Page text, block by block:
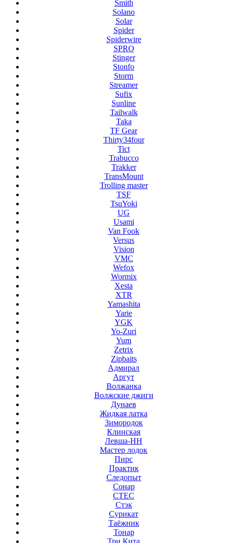
Smith
Solano
Solar
Spider
Spiderwire
SPRO
Stinger
Stonfo
Storm
Streamer
Sufix
Sunline
Tailwalk
Taka
TF Gear
Thirty34four
Tict
Trabucco
Trakker
TransMount
Trolling master
TSF
TsuYoki
UG
Usami
Van Fook
Versus
Vision
VMC
Wefox
Wormix
Xesta
XTR
Yamashita
Yarie
YGK
Yo-Zuri
Yum
Zetrix
Zipbaits
Адмирал
Аргут
Волжанка
Волжские джиги
Дунаев
Жидкая латка
Зимородок
Клинская
Левша-НН
Мастер лодок
Пирс
Практик
Следопыт
Сонар
СТЕС
Стэк
Сурикат
Таёжник
Тонар